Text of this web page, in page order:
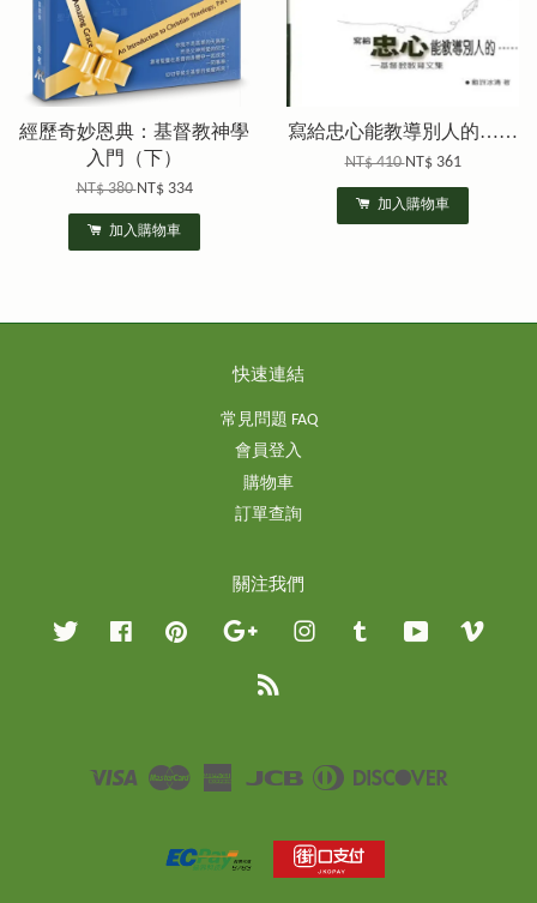
經歷奇妙恩典：基督教神學
入門（下）
NT$ 380NT$ 334
加入購物車
寫給忠心能教導別人的……
NT$ 410NT$ 361
加入購物車
快速連結
常見問題 FAQ
會員登入
購物車
訂單查詢
關注我們
Twitter Facebook Pinterest Google InstagramTumblr YouTube
Visa Master
American
JCB
Diners